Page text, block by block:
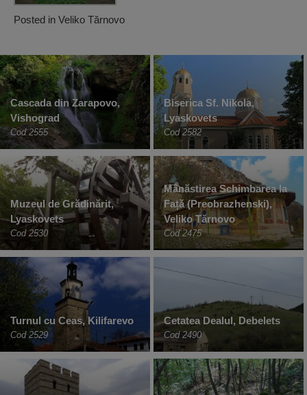
Posted in Veliko Tărnovo
Cascada din Zarapovo,
Vishograd
Cod 2555
Biserica Sf. Nikola,
Lyaskovets
Cod 2582
Muzeul de Grădinărit,
Lyaskovets
Cod 2530
Mânăstirea Schimbarea la
Față (Preobrazhenski),
Veliko Tărnovo
Cod 2475
Turnul cu Ceas, Kilifarevo
Cod 2529
Cetatea Dealul, Debelets
Cod 2490